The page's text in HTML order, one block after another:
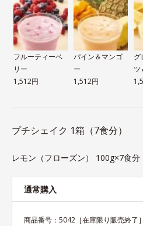
フルーティーベ
リー
1,512円
パイン＆マンゴ
ー
1,512円
グ
ツ
プチシェイク 1箱（7食分）
レモン（フローズン） 100g×7食分
通常購入
商品番号： 5042 ［在庫限り販売終了］